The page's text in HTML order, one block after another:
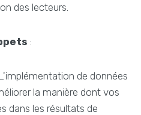
des lecteurs.
:
de données
la manière dont vos
dans les résultats de